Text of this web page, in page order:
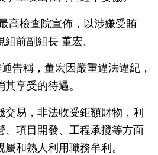
高檢查院宣佈，以涉嫌受賄
前副組長 董宏。
告稱，董宏因嚴重違法違紀，
享受的待遇。
易，非法收受鉅額財物，利
、項目開發、工程承攬等方面
和熟人利用職務牟利。